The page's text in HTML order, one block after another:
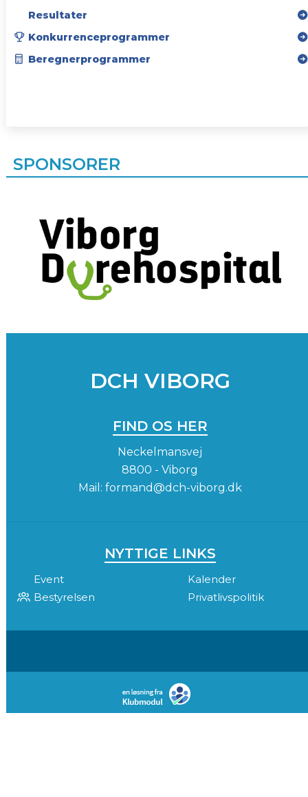
Resultater
Konkurrenceprogrammer
Beregnerprogrammer
SPONSORER
DCH VIBORG
FIND OS HER
Neckelmansvej
8800 - Viborg
Mail: formand@dch-viborg.dk
NYTTIGE LINKS
Event
Kalender
Bestyrelsen
Privatlivspolitik